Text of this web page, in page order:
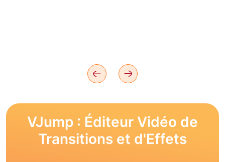
VJump : Éditeur Vidéo de
Transitions et d'Effets